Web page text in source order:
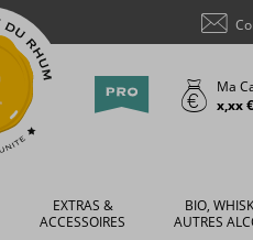
Ma
x,xx €
EXTRAS &
ACCESSOIRES
BIO,
AUTRES